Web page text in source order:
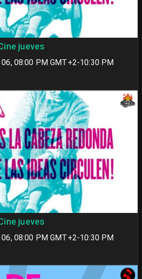
jueves
06, 08:00 PM GMT+2-10:30 PM
jueves
06, 08:00 PM GMT+2-10:30 PM